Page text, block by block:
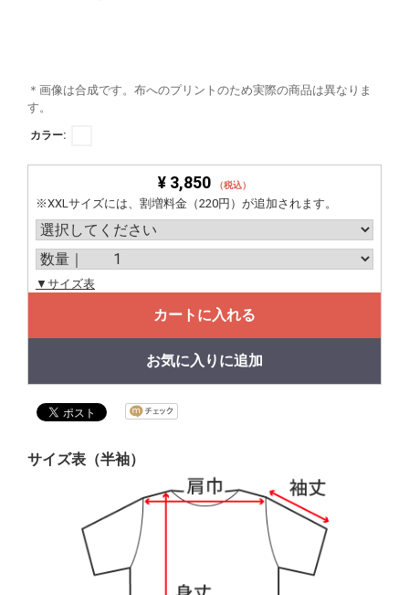
＊画像は合成です。布へのプリントのため実際の商品は異なりま
す。
カラー:
¥ 3,850 （税込）
※XXLサイズには、割増料金（220円）が追加されます。
▼サイズ表
カートに入れる
お気に入りに追加
サイズ表（半袖）